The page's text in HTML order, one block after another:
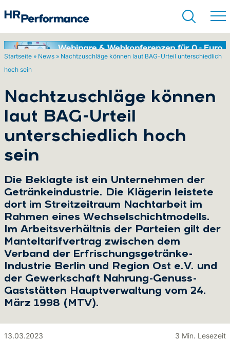
Startseite » News » Nachtzuschläge können laut BAG-Urteil unterschiedlich
hoch sein
Nachtzuschläge können
laut BAG-Urteil
unterschiedlich hoch
sein
Die Beklagte ist ein Unternehmen der
Getränkeindustrie. Die Klägerin leistete
dort im Streitzeitraum Nachtarbeit im
Rahmen eines Wechselschichtmodells.
Im Arbeitsverhältnis der Parteien gilt der
Manteltarifvertrag zwischen dem
Verband der Erfrischungsgetränke-
Industrie Berlin und Region Ost e.V. und
der Gewerkschaft Nahrung-Genuss-
Gaststätten Hauptverwaltung vom 24.
März 1998 (MTV).
13.03.2023 3 Min. Lesezeit